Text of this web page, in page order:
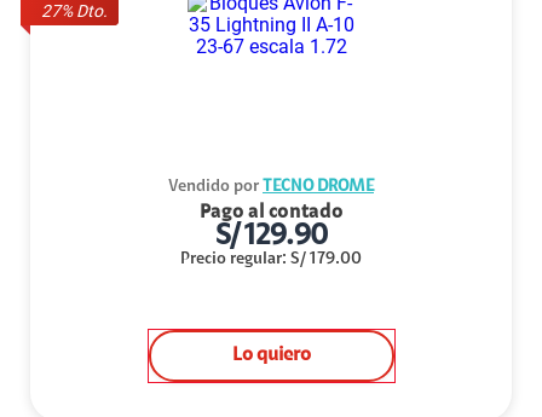
27% Dto.
Vendido por TECNO DROME
Pago al contado
S/129.90
Precio regular: S/ 179.00
Lo quiero